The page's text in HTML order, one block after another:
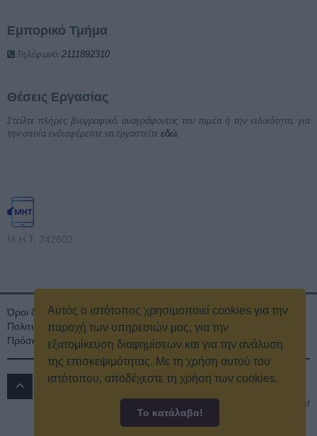
Αυτός ο ιστότοπος χρησιμοποιεί cookies για την
παροχή των υπηρεσιών μας, για την
εξατομίκευση διαφημίσεων και για την ανάλυση
της επισκεψιμότητας. Με τη χρήση αυτού του
ιστότοπου, αποδέχεστε τη χρήση των cookies.
Το κατάλαβα!
Εμπορικό Τμήμα
Τηλέφωνο: 2111892310
Θέσεις Εργασίας
Στείλτε πλήρες βιογραφικό, αναγράφοντας τον τομέα ή την ειδικότητα, για
την οποία ενδιαφέρεστε να εργαστείτε εδώ.
Μ.Η.Τ. 242602
Όροι διαγωνισμού Όροι Χρήσης
Ταυτότητα
Πολιτική Απορρήτου & Cookies
Επικοινωνία
Οικονομικά στοιχεία
Πρόσκληση τακτικής γενικής συνέλευσης
Κρατική Διαφήμιση
ΔΡΟΜΟΣ 89.8 FM All rights reserved